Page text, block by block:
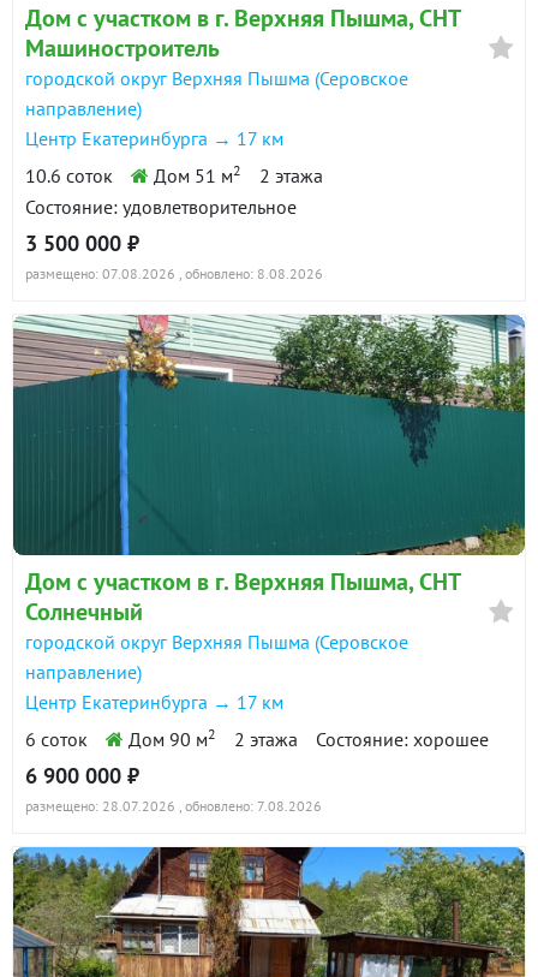
Дом с участком в г. Верхняя Пышма, СНТ
Машиностроитель
городской округ Верхняя Пышма (Серовское
направление)
Центр Екатеринбурга → 17 км
10.6 соток
Дом 51 м2
2 этажа
Состояние: удовлетворительное
3 500 000 ₽
размещено: 07.08.2026 , обновлено: 8.08.2026
Дом с участком в г. Верхняя Пышма, СНТ
Солнечный
городской округ Верхняя Пышма (Серовское
направление)
Центр Екатеринбурга → 17 км
6 соток
Дом 90 м2 2 этажа Состояние: хорошее
6 900 000 ₽
размещено: 28.07.2026 , обновлено: 7.08.2026